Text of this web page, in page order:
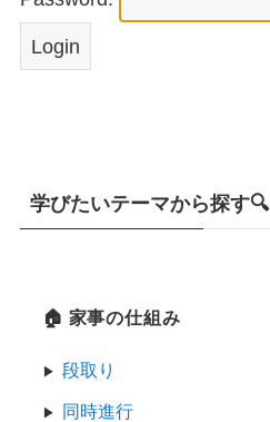
学びたいテーマから探す🔍
🏠 家事の仕組み
段取り
同時進行